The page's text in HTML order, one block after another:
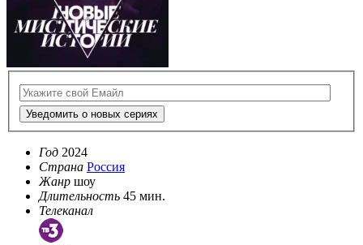
Уведомить о новых сериях
Год 2024
Страна Россия
Жанр шоу
Длительность 45 мин.
Телеканал